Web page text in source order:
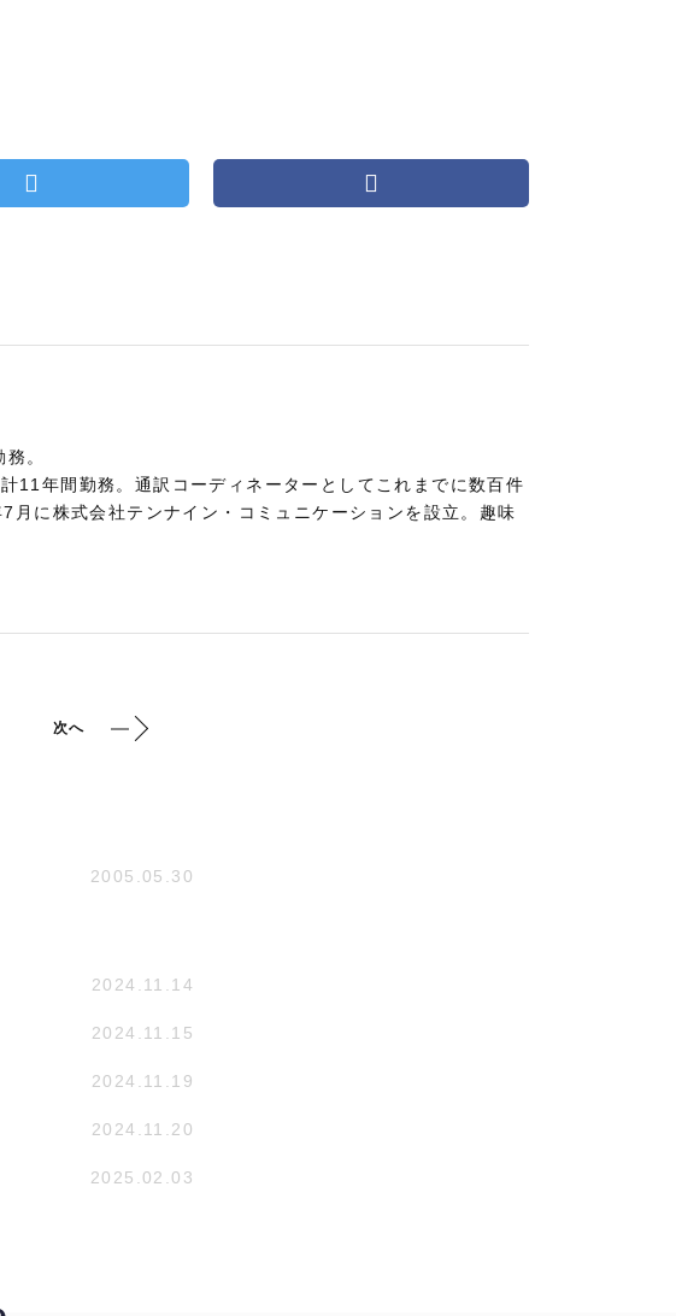
。
11年間勤務。通訳コーディネーターとしてこれまでに数百件
に株式会社テンナイン・コミュニケーションを設立。趣味
次へ
2005.05.30
2024.11.14
2024.11.15
2024.11.19
2024.11.20
2025.02.03